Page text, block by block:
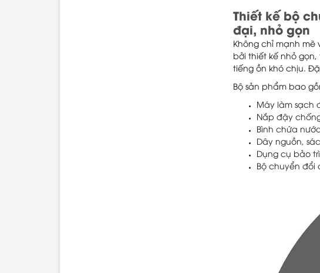
Thiết kế bộ
đại, nhỏ gọn
Không chỉ mạnh
bởi thiết kế nhỏ
tiếng ồn khó chịu.
Bộ sản phẩm bao
Máy làm sạch
Nắp đậy
Bình chứa
Dây nguồn,
Dụng cụ bảo
Bộ chuyển đổi